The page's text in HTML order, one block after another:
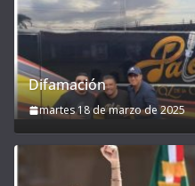
Difamación
martes 18 de marzo de 2025